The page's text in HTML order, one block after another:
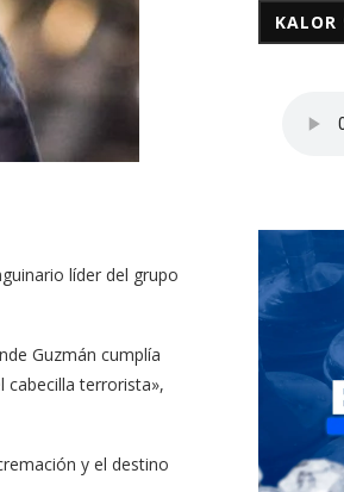
líder del grupo
Guzmán cumplía
cabecilla terrorista»,
y el destino
KALOR